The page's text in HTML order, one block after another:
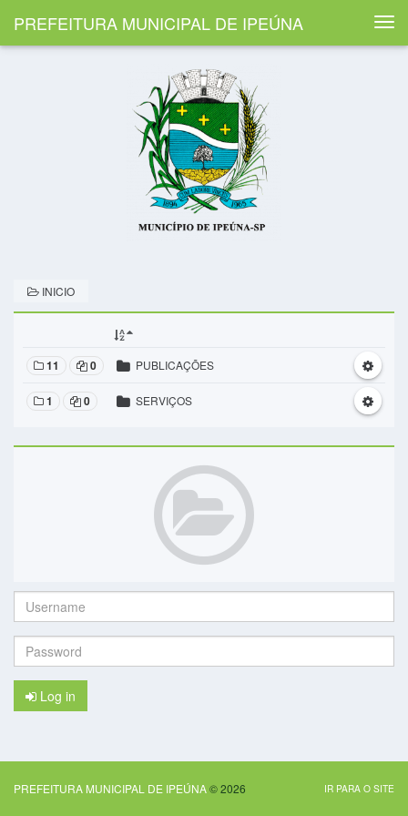
PREFEITURA MUNICIPAL DE IPEÚNA
INICIO
11 0 PUBLICAÇÕES
1 0 SERVIÇOS
Log in
PREFEITURA MUNICIPAL DE IPEÚNA© 2026 IR PARA O SITE